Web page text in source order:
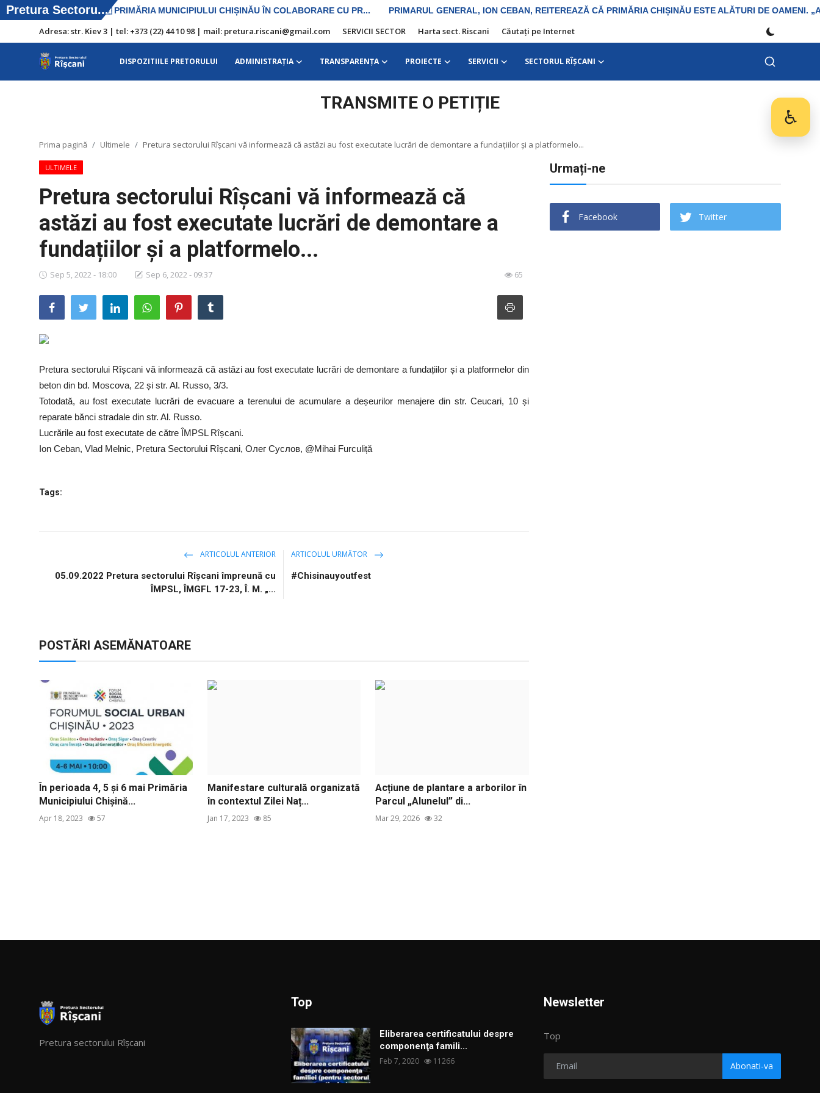
♿
Adresa: str. Kiev 3 | tel: +373 (22) 44 10 98 | mail: pretura.riscani@gmail.com SERVICII SECTOR Harta sect. Riscani Căutați pe Internet
DISPOZITIILE PRETORULUI ADMINISTRAŢIA TRANSPARENȚA PROIECTE SERVICII SECTORUL RÎȘCANI
SERVICII SECTOR
Harta sect. Riscani
ADMINISTRAŢIA
Transparența
SERVICII
Sectorul Rîșcani
Căutați pe Internet
TRANSMITE O PETIȚIE
Prima pagină Ultimele Pretura sectorului Rîșcani vă informează că astăzi au fost executate lucrări de demontare a fundațiilor și a platformelo...
ULTIMELE
Pretura sectorului Rîșcani vă informează că
astăzi au fost executate lucrări de demontare a
fundațiilor și a platformelo...
Sep 5, 2022 - 18:00 Sep 6, 2022 - 09:37 65
Pretura sectorului Rîșcani vă informează că astăzi au fost executate lucrări de demontare a fundațiilor și a platformelor din
beton din bd. Moscova, 22 și str. Al. Russo, 3/3.
Totodată, au fost executate lucrări de evacuare a terenului de acumulare a deșeurilor menajere din str. Ceucari, 10 și
reparate bănci stradale din str. Al. Russo.
Lucrările au fost executate de către ÎMPSL Rîșcani.
Ion Ceban, Vlad Melnic, Pretura Sectorului Rîșcani, Олег Суслов, @Mihai Furculiță
Tags:
ARTICOLUL ANTERIOR
05.09.2022 Pretura sectorului Rîșcani împreună cu
ÎMPSL, ÎMGFL 17-23, Î. M. „...
ARTICOLUL URMĂTOR
#Chisinauyoutfest
POSTĂRI ASEMĂNATOARE
În perioada 4, 5 și 6 mai Primăria
Municipiului Chișină...
Apr 18, 2023 57
Manifestare culturală organizată
în contextul Zilei Naț...
Jan 17, 2023 85
Acțiune de plantare a arborilor în
Parcul „Alunelul” di...
Mar 29, 2026 32
Urmați-ne
Facebook Twitter
Pretura sectorului Rîșcani
Top
Eliberarea certificatului despre
componenţa famili...
Feb 7, 2020 11266
Newsletter
Top
Abonati-va